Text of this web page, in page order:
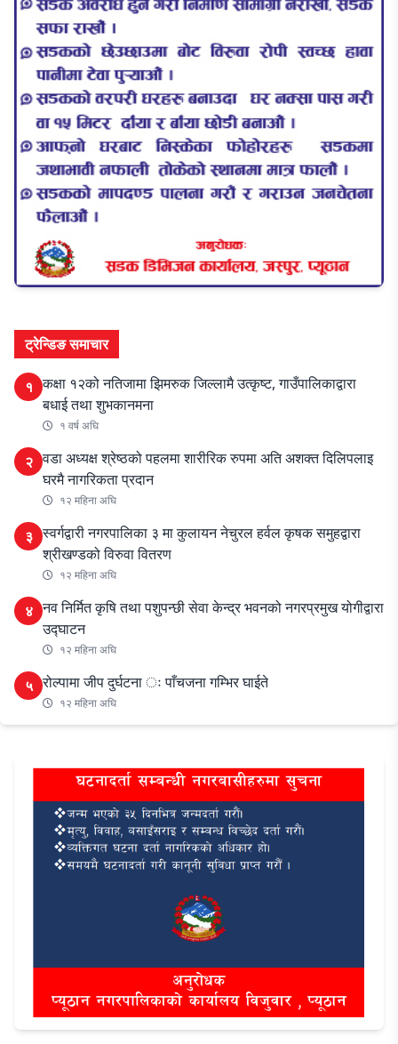
ट्रेन्डिङ समाचार
१ कक्षा १२को नतिजामा झिमरुक जिल्लामै उत्कृष्ट, गाउँपालिकाद्वारा
बधाई तथा शुभकानमना
१ वर्ष अघि
२ वडा अध्यक्ष श्रेष्ठको पहलमा शारीरिक रुपमा अति अशक्त दिलिपलाइ
घरमै नागरिकता प्रदान
१२ महिना अघि
३ स्वर्गद्वारी नगरपालिका ३ मा कुलायन नेचुरल हर्वल कृषक समुहद्वारा
श्रीखण्डको विरुवा वितरण
१२ महिना अघि
४ नव निर्मित कृषि तथा पशुपन्छी सेवा केन्द्र भवनको नगरप्रमुख योगीद्वारा
उद्घाटन
१२ महिना अघि
५ रोल्पामा जीप दुर्घटना ः पाँचजना गम्भिर घाईते
१२ महिना अघि